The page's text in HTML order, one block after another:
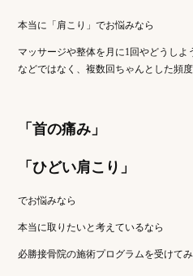
本当に「肩こり」でお悩みなら
マッサージや整体を月に1回やどうし
などではなく、複数回ちゃんとした頻
「首の痛み」
「ひどい肩こり」
でお悩みなら
本当に取りたいと考えているなら
必勝接骨院の施術プログラムを受けて